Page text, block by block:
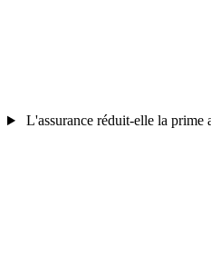
L'assurance réduit-elle la prime